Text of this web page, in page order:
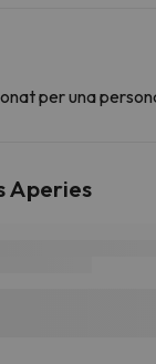
per una
Aperies